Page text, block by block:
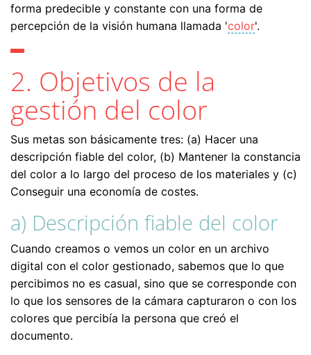
forma predecible y constante con una forma de
percepción de la visión humana llamada 'color'.
2. Objetivos de la
gestión del color
Sus metas son básicamente tres: (a) Hacer una
descripción fiable del color, (b) Mantener la constancia
del color a lo largo del proceso de los materiales y (c)
Conseguir una economía de costes.
a) Descripción fiable del color
Cuando creamos o vemos un color en un archivo
digital con el color gestionado, sabemos que lo que
percibimos no es casual, sino que se corresponde con
lo que los sensores de la cámara capturaron o con los
colores que percibía la persona que creó el
documento.